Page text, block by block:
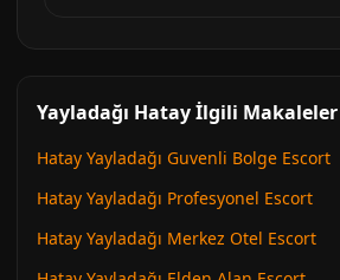
Yayladağı Hatay İlgili Makaleler
Hatay Yayladağı Guvenli Bolge Escort
Hatay Yayladağı Profesyonel Escort
Hatay Yayladağı Merkez Otel Escort